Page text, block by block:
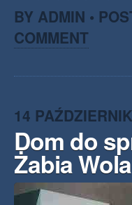
BY ADMIN •
COMMENT
14
Dom do
Żabia